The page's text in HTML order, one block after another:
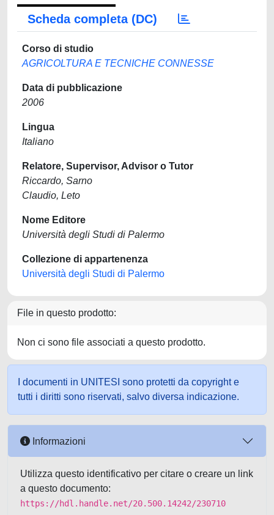
Scheda completa (DC)
Corso di studio
AGRICOLTURA E TECNICHE CONNESSE
Data di pubblicazione
2006
Lingua
Italiano
Relatore, Supervisor, Advisor o Tutor
Riccardo, Sarno
Claudio, Leto
Nome Editore
Università degli Studi di Palermo
Collezione di appartenenza
Università degli Studi di Palermo
File in questo prodotto:
Non ci sono file associati a questo prodotto.
I documenti in UNITESI sono protetti da copyright e
tutti i diritti sono riservati, salvo diversa indicazione.
Informazioni
Utilizza questo identificativo per citare o creare un link
a questo documento:
https://hdl.handle.net/20.500.14242/230710